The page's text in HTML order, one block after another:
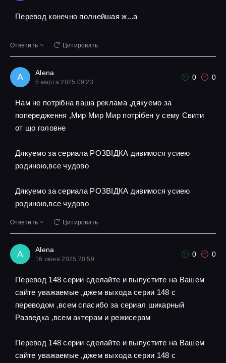
Перевод конечно полнейшая ж...а
Ответить Цитировать
A Alena
5 марта 2025 09:23
0 0
Нам не потрібна ваша реклама ,дякуемо за
попередження ,Мир Мир Мир потрібен у сему Свити
от що головне
Дякуемо за сериала РОЗВІДКА дивимося усиею
родиною,все чудово
Дякуемо за сериала РОЗВІДКА дивимося усиею
родиною,все чудово
Ответить Цитировать
A Alena
16 июня 2025 20:59
0 0
Перевод 148 серии сделайте и выпустите на Вашем
сайте уважаемые ,джем выхода серии 148 с
переводом ,всем спасибо за сериал шикарный
Разведка ,всем актерам и режисерам
Перевод 148 серии сделайте и выпустите на Вашем
сайте уважаемые ,джем выхода серии 148 с